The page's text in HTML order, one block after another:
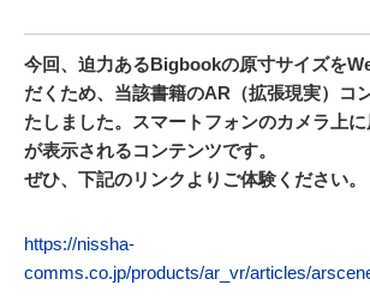
今回、迫力あるBigbookの原寸サイズを
だくため、当該書籍のAR（拡張現実）コ
たしました。スマートフォンのカメラ上
が表示されるコンテンツです。
ぜひ、下記のリンクよりご体験ください。
https://nissha-
comms.co.jp/products/ar_vr/articles/